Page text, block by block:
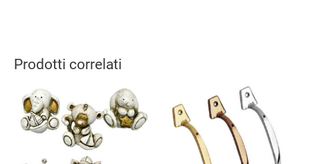
Prodotti correlati